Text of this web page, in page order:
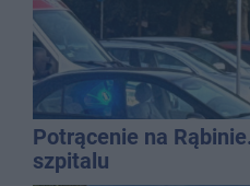
Potrącenie na
szpitalu